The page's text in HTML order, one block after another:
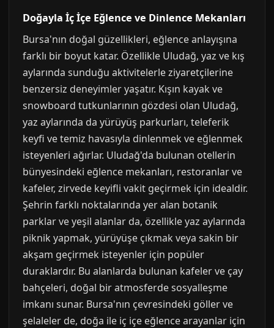
Doğayla İç İçe Eğlence ve Dinlence Mekanları
Bursa'nın doğal güzellikleri, eğlence anlayışına
farklı bir boyut katar. Özellikle Uludağ, yaz ve kış
aylarında sunduğu aktivitelerle ziyaretçilerine
benzersiz deneyimler yaşatır. Kışın kayak ve
snowboard tutkunlarının gözdesi olan Uludağ,
yaz aylarında da yürüyüş parkurları, teleferik
keyfi ve temiz havasıyla dinlenmek ve eğlenmek
isteyenleri ağırlar. Uludağ'da bulunan otellerin
bünyesindeki eğlence mekanları, restoranlar ve
kafeler, zirvede keyifli vakit geçirmek için idealdir.
Şehrin farklı noktalarında yer alan botanik
parklar ve yeşil alanlar da, özellikle yaz aylarında
piknik yapmak, yürüyüşe çıkmak veya sakin bir
akşam geçirmek isteyenler için popüler
duraklardır. Bu alanlarda bulunan kafeler ve çay
bahçeleri, doğal bir atmosferde sosyalleşme
imkanı sunar. Bursa'nın çevresindeki göller ve
şelaleler de, doğa ile iç içe eğlence arayanlar için